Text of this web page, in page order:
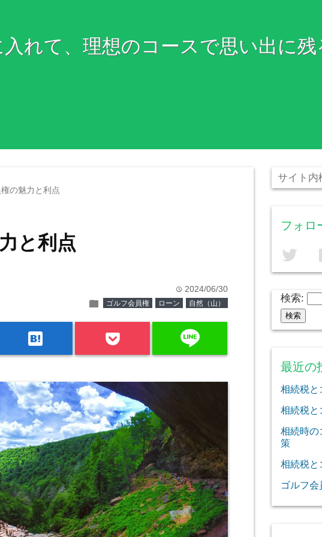
れて、理想のコースで思い出に
の魅力と利点
と利点
time 2024/06/30
folder ゴルフ会員権 ローン 自然（山）
hatenabookmark line
フォロ
twitter
検索:
最近の
相続税と
相続税と
相続時の
策
相続税と
ゴルフ